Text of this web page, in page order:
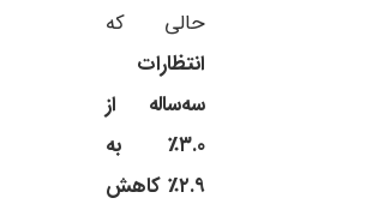
حالی که
انتظارات
سه‌ساله از
۳.۰٪ به
۲.۹٪ کاهش